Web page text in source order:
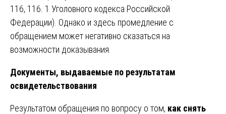
116, 116. 1 Уголовного кодекса Российской
Федерации). Однако и здесь промедление с
обращением может негативно сказаться на
возможности доказывания.
Документы, выдаваемые по результатам
освидетельствования
Результатом обращения по вопросу о том, как снять